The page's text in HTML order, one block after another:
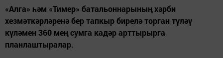
«Алга» һәм «Тимер» батальоннарының хәрби
хезмәткәрләренә бер тапкыр бирелә торган түләү
күләмен 360 мең сумга кадәр арттырырга
планлаштыралар.